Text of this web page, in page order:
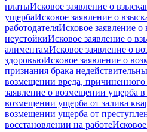
платыИсковое заявление о
ущербаИсковое заявление о
работодателяИсковое заявление о
неустойкиИсковое заявление о
алиментамИсковое заявление о
здоровьюИсковое заявление о
признания брака
возмещении вреда, причиненного
заявление о возмещении ущерба
возмещении ущерба от залива
возмещении ущерба от
восстановлении на работе